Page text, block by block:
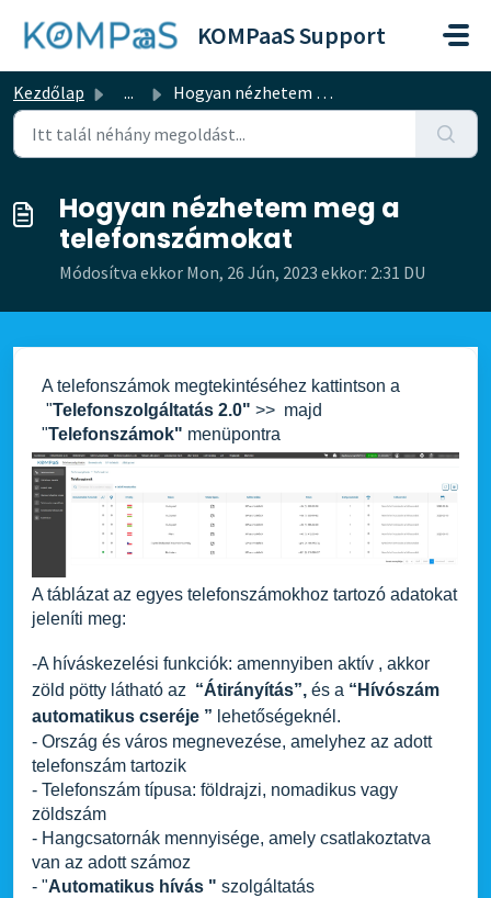
KOMPaaS Support
Kezdőlap ... Hogyan nézhetem meg a telefonszámokat
Hogyan nézhetem meg a
telefonszámokat
Módosítva ekkor Mon, 26 Jún, 2023 ekkor: 2:31 DU
A telefonszámok megtekintéséhez kattintson a
"Telefonszolgáltatás 2.0" >> majd
"Telefonszámok" menüpontra
A táblázat az egyes telefonszámokhoz tartozó adatokat
jeleníti meg:
-A híváskezelési funkciók: amennyiben aktív , akkor
zöld pötty látható az “Átirányítás”, és a “Hívószám
automatikus cseréje ” lehetőségeknél.
- Ország és város megnevezése, amelyhez az adott
telefonszám tartozik
- Telefonszám típusa: földrajzi, nomadikus vagy
zöldszám
- Hangcsatornák mennyisége, amely csatlakoztatva
van az adott számoz
- "Automatikus hívás " szolgáltatás